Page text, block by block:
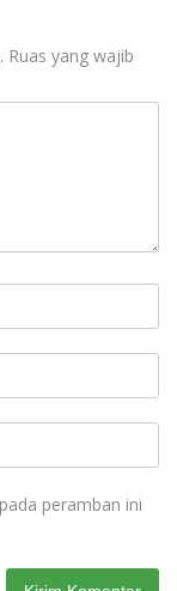
Ruas yang wajib
peramban ini